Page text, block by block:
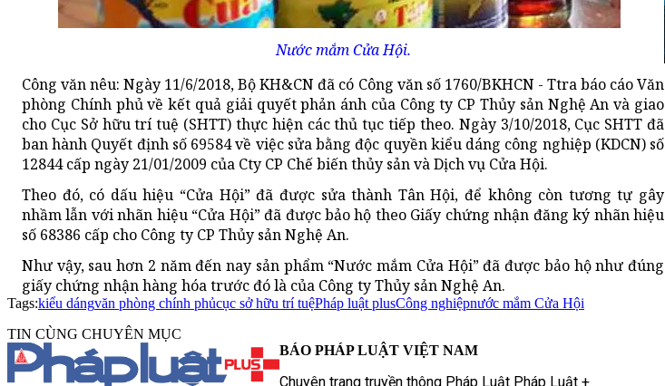
Nước mắm Cửa Hội.
Công văn nêu: Ngày 11/6/2018, Bộ KH&CN đã có Công văn số 1760/BKHCN - Ttra báo cáo Văn
phòng Chính phủ về kết quả giải quyết phản ánh của Công ty CP Thủy sản Nghệ An và giao
cho Cục Sở hữu trí tuệ (SHTT) thực hiện các thủ tục tiếp theo. Ngày 3/10/2018, Cục SHTT đã
ban hành Quyết định số 69584 về việc sửa bằng độc quyền kiểu dáng công nghiệp (KDCN) số
12844 cấp ngày 21/01/2009 của Cty CP Chế biến thủy sản và Dịch vụ Cửa Hội.
Theo đó, có dấu hiệu “Cửa Hội” đã được sửa thành Tân Hội, để không còn tương tự gây
nhầm lẫn với nhãn hiệu “Cửa Hội” đã được bảo hộ theo Giấy chứng nhận đăng ký nhãn hiệu
số 68386 cấp cho Công ty CP Thủy sản Nghệ An.
Như vậy, sau hơn 2 năm đến nay sản phẩm “Nước mắm Cửa Hội” đã được bảo hộ như đúng
giấy chứng nhận hàng hóa trước đó là của Công ty Thủy sản Nghệ An.
Tags:kiểu dángvăn phòng chính phủcục sở hữu trí tuệPháp luật plusCông nghiệpnước mắm Cửa Hội
TIN CÙNG CHUYÊN MỤC
BÁO PHÁP LUẬT VIỆT NAM
Chuyên trang truyền thông Pháp Luật Pháp Luật +